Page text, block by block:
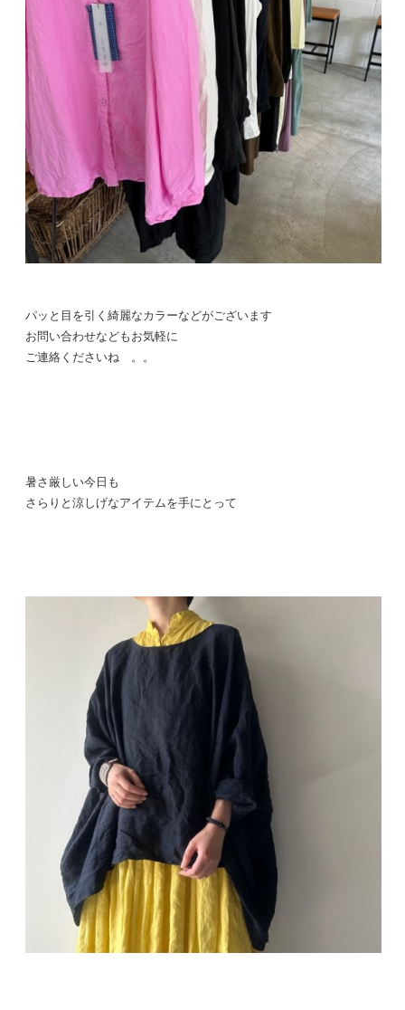
パッと目を引く綺麗なカラーなどがございます
お問い合わせなどもお気軽に
ご連絡くださいね 。。
暑さ厳しい今日も
さらりと涼しげなアイテムを手にとって